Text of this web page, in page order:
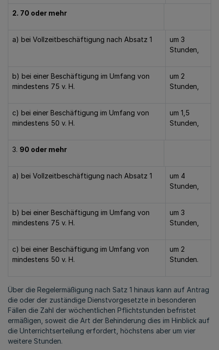
2. 70 oder mehr
a) bei Vollzeitbeschäftigung nach Absatz 1
um 3
Stunden,
b) bei einer Beschäftigung im Umfang von
mindestens 75 v. H.
um 2
Stunden,
c) bei einer Beschäftigung im Umfang von
mindestens 50 v. H.
um 1,5
Stunden,
3. 90 oder mehr
a) bei Vollzeitbeschäftigung nach Absatz 1
um 4
Stunden,
b) bei einer Beschäftigung im Umfang von
mindestens 75 v. H.
um 3
Stunden,
c) bei einer Beschäftigung im Umfang von
mindestens 50 v. H.
um 2
Stunden.
Über die Regelermäßigung nach Satz 1 hinaus kann auf Antrag
die oder der zuständige Dienstvorgesetzte in besonderen
Fällen die Zahl der wöchentlichen Pflichtstunden befristet
ermäßigen, soweit die Art der Behinderung dies im Hinblick auf
die Unterrichtserteilung erfordert, höchstens aber um vier
weitere Stunden.